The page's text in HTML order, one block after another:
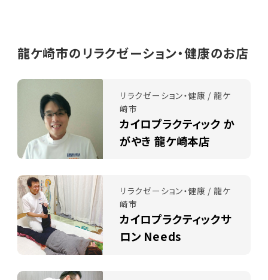
龍ケ崎市のリラクゼーション・健康のお店
リラクゼーション・健康 / 龍ケ
崎市
カイロプラクティック か
がやき 龍ケ崎本店
リラクゼーション・健康 / 龍ケ
崎市
カイロプラクティックサ
ロン Needs